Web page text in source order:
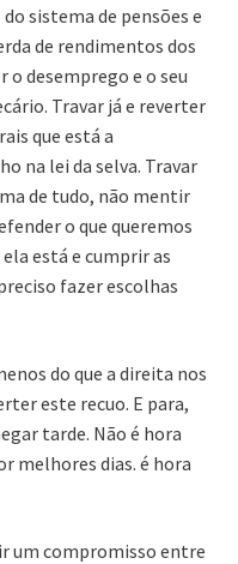
sistema de pensões e
de rendimentos dos
o desemprego e o seu
Travar já e reverter
que está a
na lei da selva. Travar
de tudo, não mentir
o que queremos
está e cumprir as
fazer escolhas
do que a direita nos
este recuo. E para,
tarde. Não é hora
melhores dias. é hora
um compromisso entre